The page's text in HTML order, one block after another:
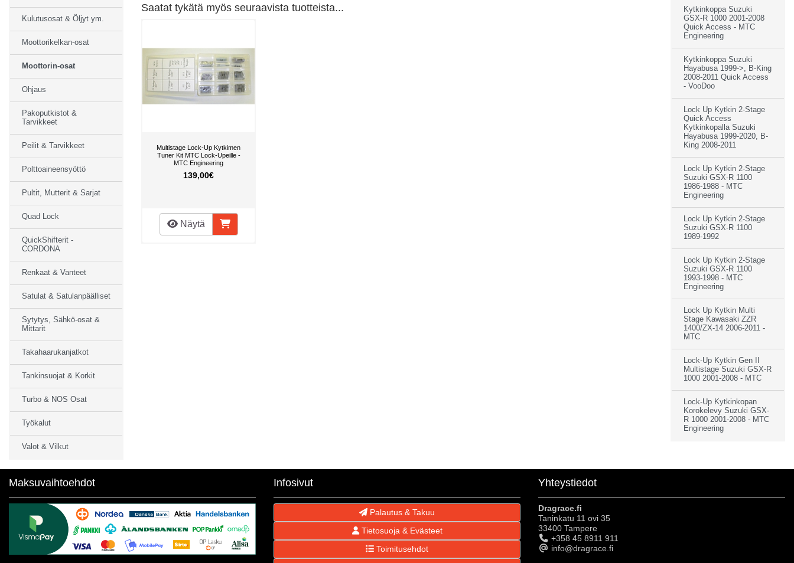
Saatat tykätä myös seuraavista tuotteista...
Multistage Lock-Up Kytkimen
Tuner Kit MTC Lock-Upeille -
MTC Engineering
139,00€
Näytä
Kulutusosat & Öljyt ym.
Moottorikelkan-osat
Moottorin-osat
Ohjaus
Pakoputkistot &
Tarvikkeet
Peilit & Tarvikkeet
Polttoaineensyöttö
Pultit, Mutterit & Sarjat
Quad Lock
QuickShifterit -
CORDONA
Renkaat & Vanteet
Satulat & Satulanpäälliset
Sytytys, Sähkö-osat &
Mittarit
Takahaarukanjatkot
Tankinsuojat & Korkit
Turbo & NOS Osat
Työkalut
Valot & Vilkut
Kytkinkoppa Suzuki
GSX-R 1000 2001-2008
Quick Access - MTC
Engineering
Kytkinkoppa Suzuki
Hayabusa 1999->, B-King
2008-2011 Quick Access
- VooDoo
Lock Up Kytkin 2-Stage
Quick Access
Kytkinkopalla Suzuki
Hayabusa 1999-2020, B-
King 2008-2011
Lock Up Kytkin 2-Stage
Suzuki GSX-R 1100
1986-1988 - MTC
Engineering
Lock Up Kytkin 2-Stage
Suzuki GSX-R 1100
1989-1992
Lock Up Kytkin 2-Stage
Suzuki GSX-R 1100
1993-1998 - MTC
Engineering
Lock Up Kytkin Multi
Stage Kawasaki ZZR
1400/ZX-14 2006-2011 -
MTC
Lock-Up Kytkin Gen II
Multistage Suzuki GSX-R
1000 2001-2008 - MTC
Lock-Up Kytkinkopan
Korokelevy Suzuki GSX-
R 1000 2001-2008 - MTC
Engineering
Maksuvaihtoehdot Infosivut
Palautus & Takuu
Tietosuoja & Evästeet
Toimitusehdot
Yhteystiedot
Dragrace.fi
Taninkatu 11 ovi 35
33400 Tampere
+358 45 8911 911
info@dragrace.fi